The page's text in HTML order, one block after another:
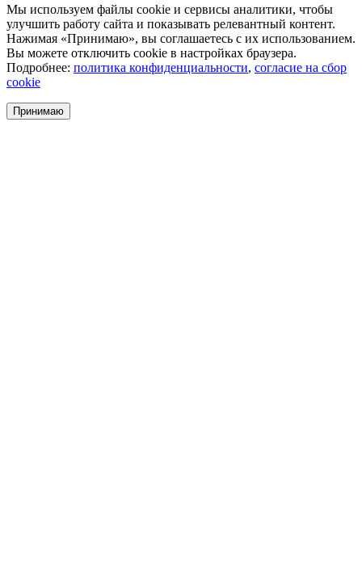
Мы используем файлы cookie и сервисы аналитики, чтобы
улучшить работу сайта и показывать релевантный контент.
Нажимая «Принимаю», вы соглашаетесь с их использованием.
Вы можете отключить cookie в настройках браузера.
Подробнее: политика конфиденциальности, согласие на сбор
cookie
Принимаю